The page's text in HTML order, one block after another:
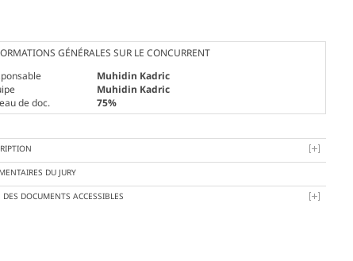
GÉNÉRALES SUR LE CONCURRENT
Muhidin Kadric
Muhidin Kadric
de doc.
75%
DU JURY
DES DOCUMENTS ACCESSIBLES